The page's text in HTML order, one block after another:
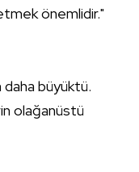
önemlidir."
büyüktü.
olağanüstü